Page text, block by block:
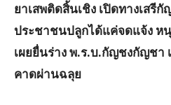
ยาเสพติดสิ้นเชิง เปิดทางเสรี
ประชาชนปลูกได้แค่จดแจ้ง ห
เผยยื่นร่าง พ.ร.บ.กัญชงกัญชา
คาดผ่านฉลุย